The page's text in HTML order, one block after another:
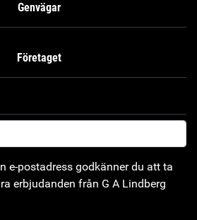
Genvägar
Företaget
e-postadress godkänner du att ta
erbjudanden från G A Lindberg